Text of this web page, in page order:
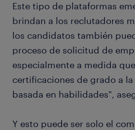
Este tipo de plataformas
brindan a los reclutadores
los candidatos también
proceso de solicitud de
especialmente a medida
certificaciones de grado a
basada en habilidades",
Y esto puede ser solo el